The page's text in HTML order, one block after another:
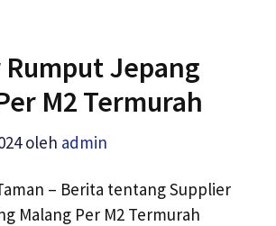
Jepang
M2 Termurah
oleh admin
– Berita tentang Supplier
Malang Per M2 Termurah